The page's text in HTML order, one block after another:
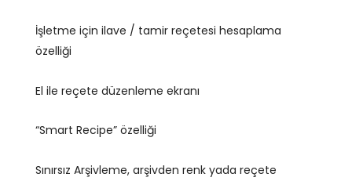
İşletme için ilave / tamir reçetesi hesaplama
özelliği
El ile reçete düzenleme ekranı
“Smart Recipe” özelliği
Sınırsız Arşivleme, arşivden renk yada reçete